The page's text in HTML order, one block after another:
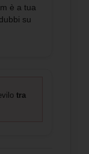
è a tua
su
tra